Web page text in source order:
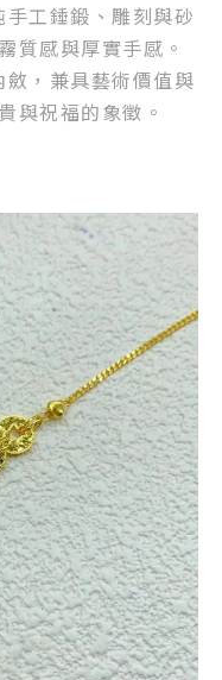
工錘鍛、雕刻與砂
質感與厚實手感。
，兼具藝術價值與
與祝福的象徵。